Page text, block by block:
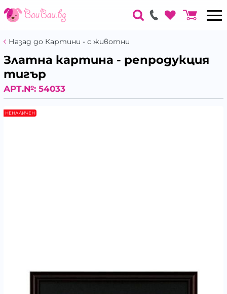
Назад до Картини - с животни
Златна картина - репродукция
тигър
АРТ.№: 54033
НЕНАЛИЧЕН